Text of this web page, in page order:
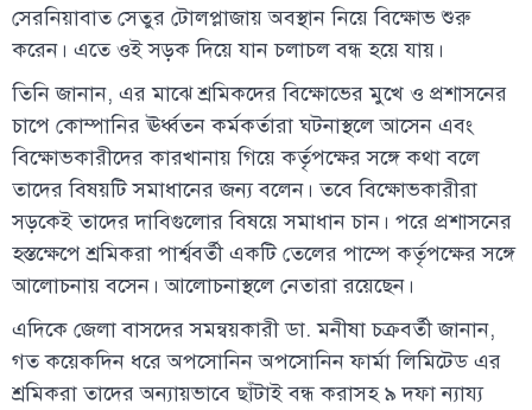
সেরনিয়াবাত সেতুর টোলপ্লাজায় অবস্থান নিয়ে বিক্ষোভ শুরু
করেন। এতে ওই সড়ক দিয়ে যান চলাচল বন্ধ হয়ে যায়।
তিনি জানান, এর মাঝে শ্রমিকদের বিক্ষোভের মুখে ও প্রশাসনের
চাপে কোম্পানির ঊর্ধ্বতন কর্মকর্তারা ঘটনাস্থলে আসেন এবং
বিক্ষোভকারীদের কারখানায় গিয়ে কর্তৃপক্ষের সঙ্গে কথা বলে
তাদের বিষয়টি সমাধানের জন্য বলেন। তবে বিক্ষোভকারীরা
সড়কেই তাদের দাবিগুলোর বিষয়ে সমাধান চান। পরে প্রশাসনের
হস্তক্ষেপে শ্রমিকরা পার্শ্ববর্তী একটি তেলের পাম্পে কর্তৃপক্ষের সঙ্গে
আলোচনায় বসেন। আলোচনাস্থলে নেতারা রয়েছেন।
এদিকে জেলা বাসদের সমন্বয়কারী ডা. মনীষা চক্রবর্তী জানান,
গত কয়েকদিন ধরে অপসোনিন অপসোনিন ফার্মা লিমিটেড এর
শ্রমিকরা তাদের অন্যায়ভাবে ছাঁটাই বন্ধ করাসহ ৯ দফা ন্যায্য